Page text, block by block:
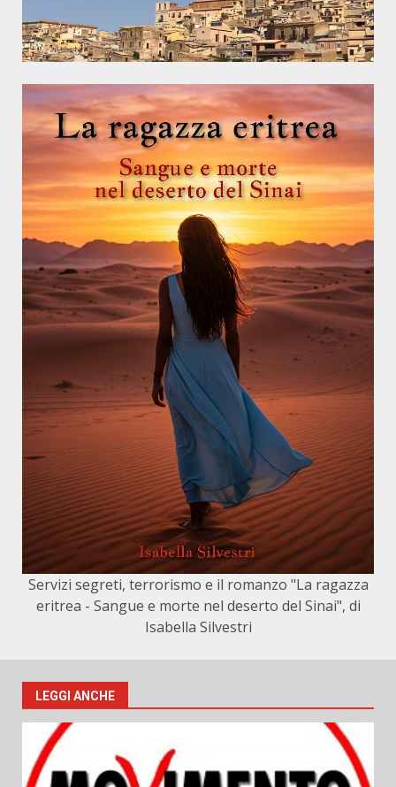
Servizi segreti, terrorismo e il romanzo "La ragazza
eritrea - Sangue e morte nel deserto del Sinai", di
Isabella Silvestri
LEGGI ANCHE